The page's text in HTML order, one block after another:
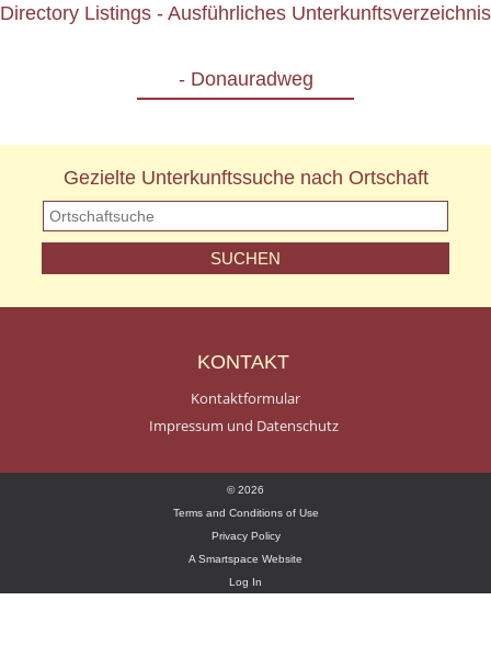
Directory Listings - Ausführliches Unterkunftsverzeichnis
- Donauradweg
Gezielte Unterkunftssuche nach Ortschaft
KONTAKT
Kontaktformular
Impressum und Datenschutz
© 2026
Terms and Conditions of Use
Privacy Policy
A Smartspace Website
Log In